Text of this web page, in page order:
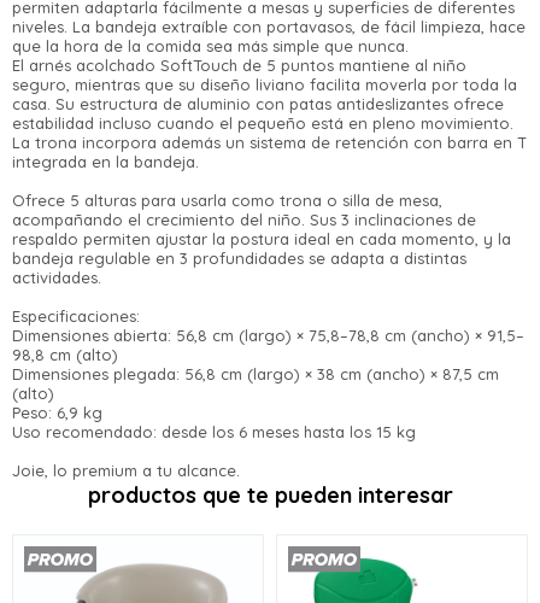
permiten adaptarla fácilmente a mesas y superficies de diferentes
niveles. La bandeja extraíble con portavasos, de fácil limpieza, hace
que la hora de la comida sea más simple que nunca.
El arnés acolchado SoftTouch de 5 puntos mantiene al niño
seguro, mientras que su diseño liviano facilita moverla por toda la
casa. Su estructura de aluminio con patas antideslizantes ofrece
estabilidad incluso cuando el pequeño está en pleno movimiento.
La trona incorpora además un sistema de retención con barra en T
integrada en la bandeja.
Ofrece 5 alturas para usarla como trona o silla de mesa,
acompañando el crecimiento del niño. Sus 3 inclinaciones de
respaldo permiten ajustar la postura ideal en cada momento, y la
bandeja regulable en 3 profundidades se adapta a distintas
actividades.
Especificaciones:
Dimensiones abierta: 56,8 cm (largo) × 75,8–78,8 cm (ancho) × 91,5–
98,8 cm (alto)
Dimensiones plegada: 56,8 cm (largo) × 38 cm (ancho) × 87,5 cm
(alto)
Peso: 6,9 kg
Uso recomendado: desde los 6 meses hasta los 15 kg
Joie, lo premium a tu alcance.
productos que te pueden interesar
Comprá ahora y Pagá
Después, hasta en 12
cuotas y sin tocar tu
tarjeta de crédito
12 cuotas * ¡Solo con tu cédula!
* sujeto aprobación crediticia.
Verifica si estás calificado para comprar
con Pago Después:
Cédula de identidad
Celular
Fecha de nacimiento
Continuar
Estás calificado para comprar usando Pago
Después.
¡Tenés hasta
para comprar en las cuotas
Elegí tus productos preferidos
Elegís Pago Después como metodo
de pago
* sujeto a aprobación crediticia. El monto disponible
Ups!
Parece que no tenes oferta, lamentamos el
inconveniente, por cualquier duda
contactanos en
preguntas@pagodespues.com.uy
¡Algo salió mal!